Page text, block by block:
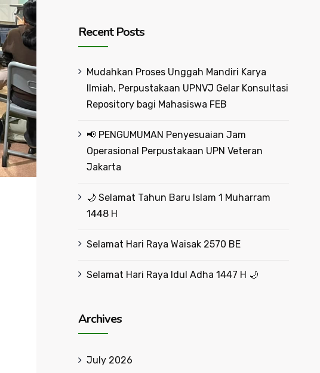
Recent Posts
Mudahkan Proses Unggah Mandiri Karya
Ilmiah, Perpustakaan UPNVJ Gelar Konsultasi
Repository bagi Mahasiswa FEB
📢 PENGUMUMAN Penyesuaian Jam
Operasional Perpustakaan UPN Veteran
Jakarta
🌙 Selamat Tahun Baru Islam 1 Muharram
1448 H
Selamat Hari Raya Waisak 2570 BE
Selamat Hari Raya Idul Adha 1447 H 🌙
Archives
July 2026